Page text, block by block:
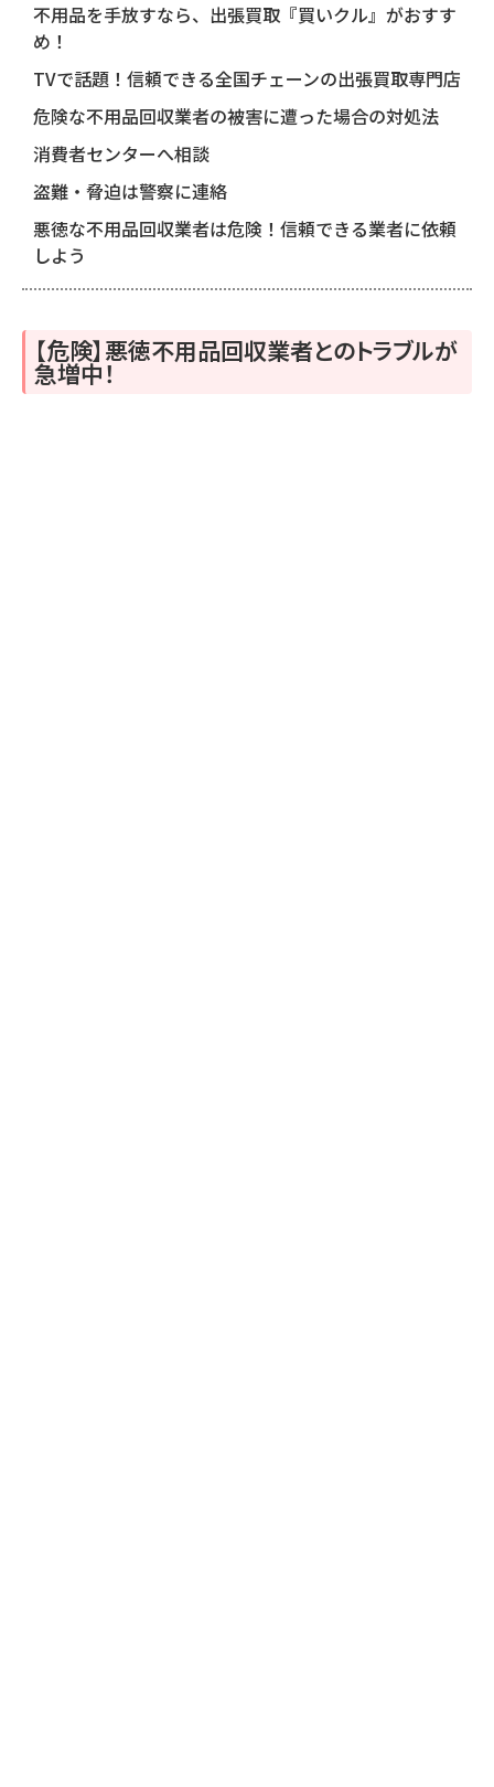
不用品を手放すなら、出張買取『買いクル』がおすす
め！
TVで話題！信頼できる全国チェーンの出張買取専門店
危険な不用品回収業者の被害に遭った場合の対処法
消費者センターへ相談
盗難・脅迫は警察に連絡
悪徳な不用品回収業者は危険！信頼できる業者に依頼
しよう
【危険】悪徳不用品回収業者とのトラブルが
急増中！